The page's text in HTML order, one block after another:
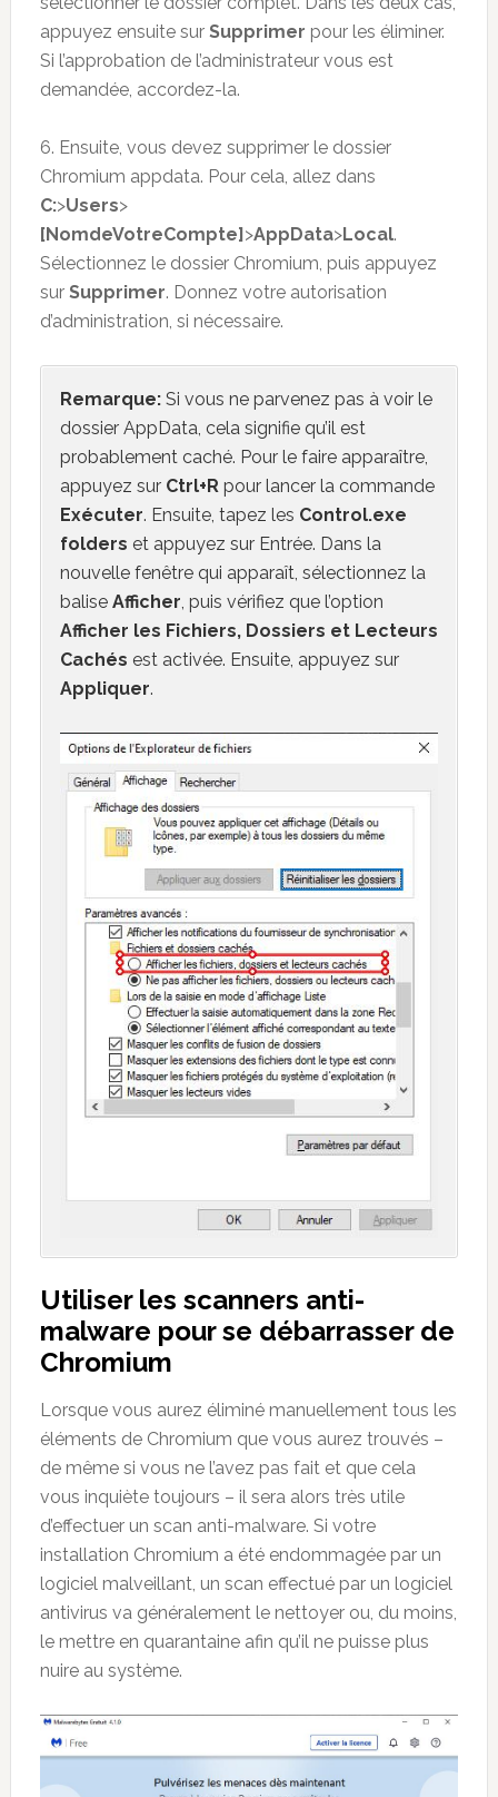
appuyez ensuite sur Supprimer pour les éliminer.
Si l’approbation de l’administrateur vous est
demandée, accordez-la.
6. Ensuite, vous devez supprimer le dossier
Chromium appdata. Pour cela, allez dans
C:>Users>
[NomdeVotreCompte]>AppData>Local.
Sélectionnez le dossier Chromium, puis appuyez
sur Supprimer. Donnez votre autorisation
d’administration, si nécessaire.
Remarque:Si vous ne parvenez pas à voir le
dossier AppData, cela signifie qu’il est
probablement caché. Pour le faire apparaître,
appuyez sur Ctrl+Rpour lancer la commande
Exécuter. Ensuite, tapez les Control.exe
folders et appuyez sur Entrée. Dans la
nouvelle fenêtre qui apparaît, sélectionnez la
balise Afficher, puis vérifiez que l’option
Afficher les Fichiers, Dossiers et Lecteurs
Cachés est activée. Ensuite, appuyez sur
Appliquer.
Utiliser les scanners anti-
malware pour se débarrasser de
Chromium
Lorsque vous aurez éliminé manuellement tous les
éléments de Chromium que vous aurez trouvés –
de même si vous ne l’avez pas fait et que cela
vous inquiète toujours – il sera alors très utile
d’effectuer un scan anti-malware. Si votre
installation Chromium a été endommagée par un
logiciel malveillant, un scan effectué par un logiciel
antivirus va généralement le nettoyer ou, du moins,
le mettre en quarantaine afin qu’il ne puisse plus
nuire au système.